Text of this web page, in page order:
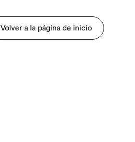
Volver a la página de inicio